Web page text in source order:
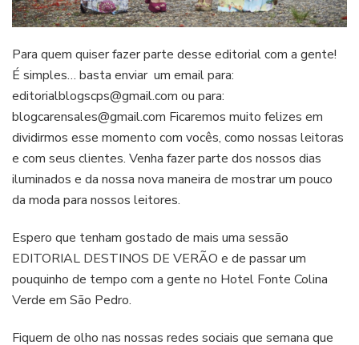
Para quem quiser fazer parte desse editorial com a gente!
É simples… basta enviar um email para:
editorialblogscps@gmail.com ou para:
blogcarensales@gmail.com Ficaremos muito felizes em
dividirmos esse momento com vocês, como nossas leitoras
e com seus clientes. Venha fazer parte dos nossos dias
iluminados e da nossa nova maneira de mostrar um pouco
da moda para nossos leitores.
Espero que tenham gostado de mais uma sessão
EDITORIAL DESTINOS DE VERÃO e de passar um
pouquinho de tempo com a gente no Hotel Fonte Colina
Verde em São Pedro.
Fiquem de olho nas nossas redes sociais que semana que